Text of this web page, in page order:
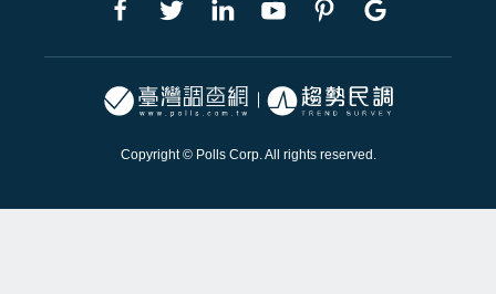
Copyright © Polls Corp. All rights reserved.